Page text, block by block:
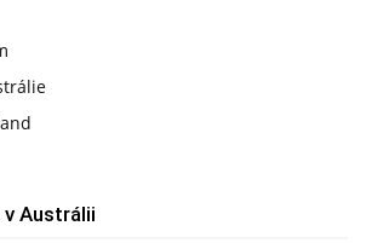
Austrálii